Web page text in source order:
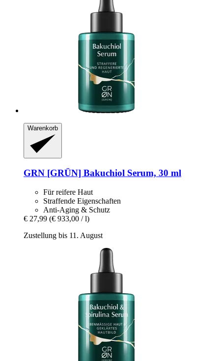
Warenkorb
GRN [GRÜN] Bakuchiol Serum, 30 ml
Für reifere Haut
Straffende Eigenschaften
Anti-Aging & Schutz
€ 27,99 (€ 933,00 / l)
Zustellung bis 11. August